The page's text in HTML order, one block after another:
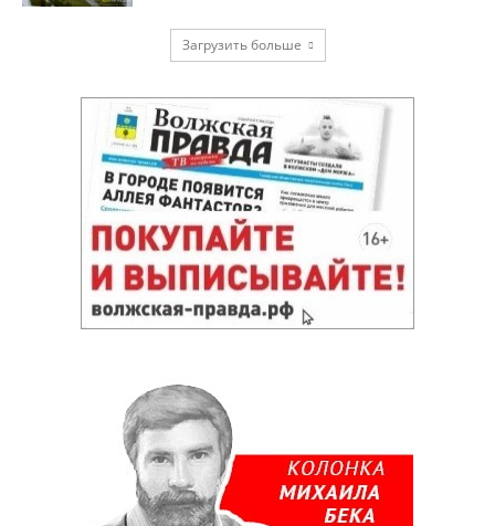
Загрузить больше